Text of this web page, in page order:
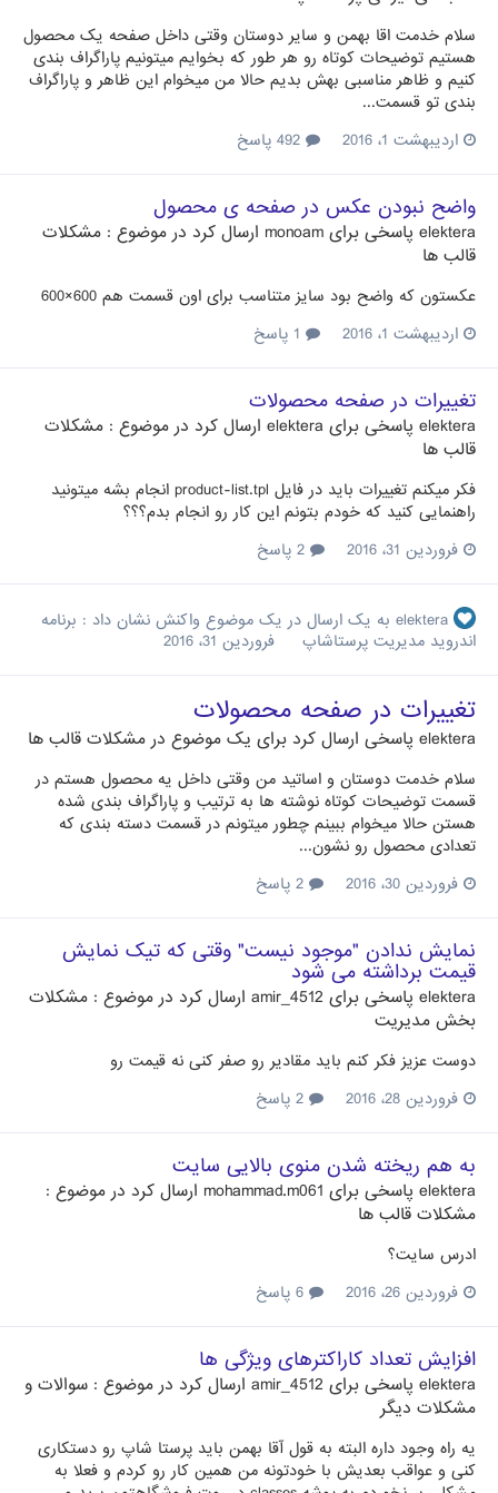
سلام خدمت اقا بهمن و سایر دوستان وقتی داخل صفحه یک محصول
هستیم توضیحات کوتاه رو هر طور که بخوایم میتونیم پاراگراف بندی
کنیم و ظاهر مناسبی بهش بدیم حالا من میخوام این ظاهر و پاراگراف
بندی تو قسمت...
اردیبهشت 1، 2016
واضح نبودن عکس در صفحه ی محصول
elektera پاسخی برای monoam ارسال کرد در موضوع : مشکلات
قالب ها
عکستون که واضح بود سایز متناسب برای اون قسمت هم 600×600
اردیبهشت 1، 2016
تغییرات در صفحه محصولات
elektera پاسخی برای elektera ارسال کرد در موضوع : مشکلات
قالب ها
فکر میکنم تغییرات باید در فایل product-list.tpl انجام بشه میتونید
راهنمایی کنید که خودم بتونم این کار رو انجام بدم؟؟؟
فروردین 31، 2016
elektera به یک ارسال در یک موضوع واکنش نشان داد : برنامه
اندروید مدیریت پرستاشاپ
فروردین 31، 2016
تغییرات در صفحه محصولات
elektera پاسخی ارسال کرد برای یک موضوع در مشکلات قالب ها
سلام خدمت دوستان و اساتید من وقتی داخل یه محصول هستم در
قسمت توضیحات کوتاه نوشته ها به ترتیب و پاراگراف بندی شده
هستن حالا میخوام ببینم چطور میتونم در قسمت دسته بندی که
تعدادی محصول رو نشون...
فروردین 30، 2016
نمایش ندادن "موجود نیست" وقتی که تیک نمایش
قیمت برداشته می شود
elektera پاسخی برای amir_4512 ارسال کرد در موضوع : مشکلات
بخش مدیریت
دوست عزیز فکر کنم باید مقادیر رو صفر کنی نه قیمت رو
فروردین 28، 2016
به هم ریخته شدن منوی بالایی سایت
elektera پاسخی برای mohammad.m061 ارسال کرد در موضوع :
مشکلات قالب ها
ادرس سایت؟
فروردین 26، 2016
افزایش تعداد کاراکترهای ویژگی ها
elektera پاسخی برای amir_4512 ارسال کرد در موضوع : سوالات و
مشکلات دیگر
یه راه وجود داره البته به قول آقا بهمن باید پرستا شاپ رو دستکاری
کنی و عواقب بعدیش با خودتونه من همین کار رو کردم و فعلا به